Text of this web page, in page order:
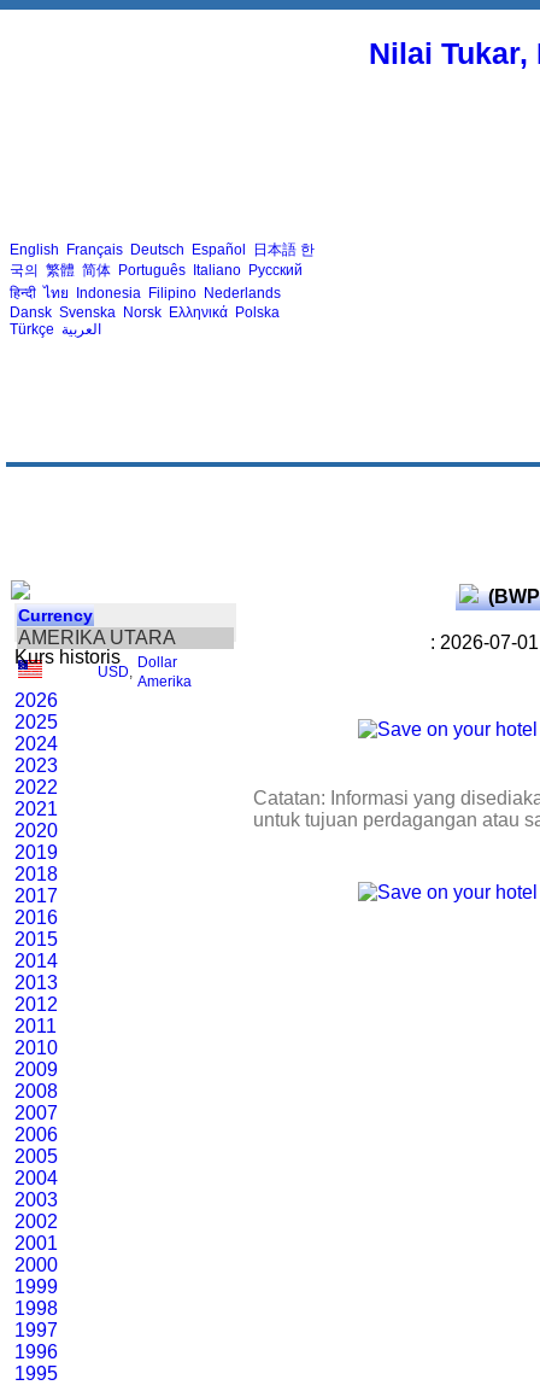
Nilai
English Français Deutsch Español 日本語 한
국의 繁體 简体 Português Italiano Русский
हिन्दी ไทย Indonesia Filipino Nederlands
Dansk Svenska Norsk Ελληνικά Polska
Türkçe العربية
Currency
AMERIKA UTARA
USD
Dollar
Amerika
Kurs historis
2026
2025
2024
2023
2022
2021
2020
2019
2018
2017
2016
2015
2014
2013
2012
2011
2010
2009
2008
2007
2006
2005
2004
2003
2002
2001
2000
1999
1998
1997
1996
1995
: 2026-07-
Catatan: Informasi yang
untuk tujuan perdagangan atau